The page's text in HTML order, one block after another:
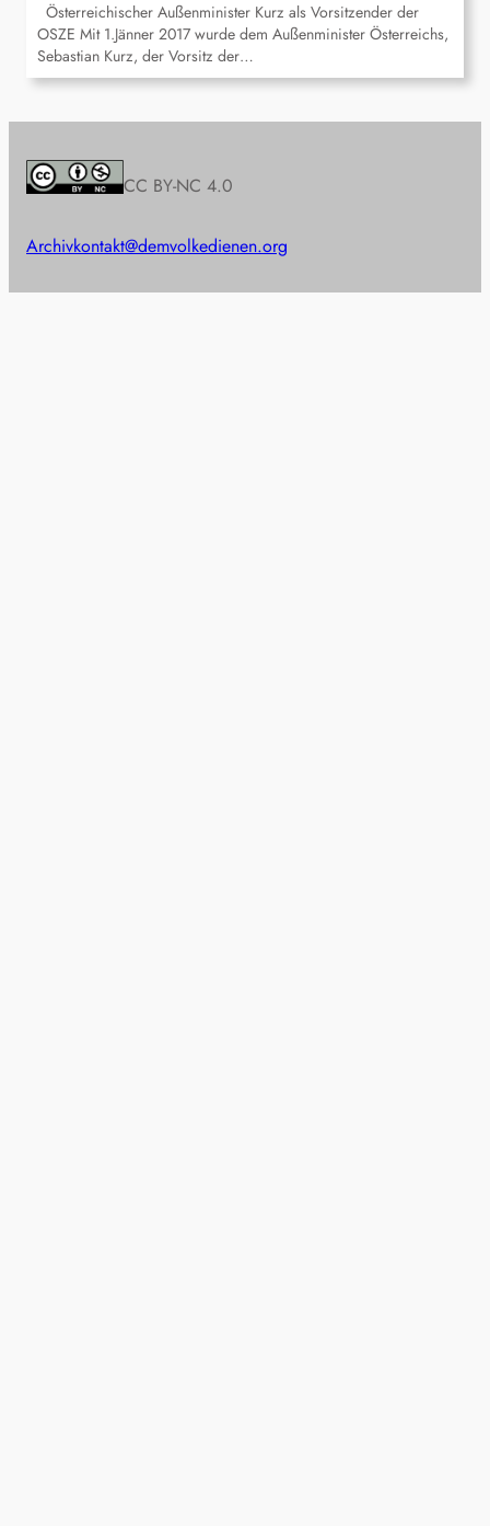
Österreichischer Außenminister Kurz als Vorsitzender der
OSZE Mit 1.Jänner 2017 wurde dem Außenminister Österreichs,
Sebastian Kurz, der Vorsitz der…
CC BY-NC 4.0
Archivkontakt@demvolkedienen.org